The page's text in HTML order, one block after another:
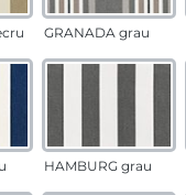
GRANADA grau
HAMBURG grau